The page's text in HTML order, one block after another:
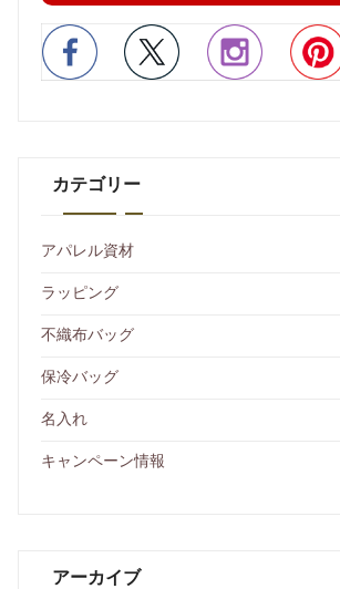
カテゴリー
アパレル資材
ラッピング
不織布バッグ
保冷バッグ
名入れ
キャンペーン情報
アーカイブ